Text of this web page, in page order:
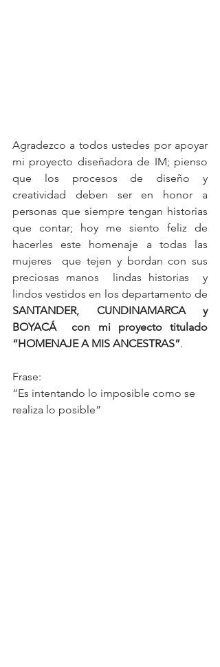
Agradezco a todos ustedes por apoyar
mi proyecto diseñadora de IM; pienso
que los procesos de diseño y
creatividad deben ser en honor a
personas que siempre tengan historias
que contar; hoy me siento feliz de
hacerles este homenaje a todas las
mujeres  que tejen y bordan con sus
preciosas manos  lindas historias  y
lindos vestidos en los departamento de
SANTANDER, CUNDINAMARCA y
BOYACÁ  con mi proyecto titulado
“HOMENAJE A MIS ANCESTRAS”.
Frase:
“Es intentando lo imposible como se
realiza lo posible”